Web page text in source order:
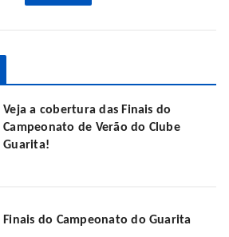
Veja a cobertura das Finais do
Campeonato de Verão do Clube
Guarita!
Finais do Campeonato do Guarita